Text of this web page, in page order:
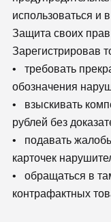
использоваться и
Защита своих прав
Зарегистрировав
• требовать
обозначения
• взыскивать
рублей без
• подавать
карточек
• обращаться в
контрафактных